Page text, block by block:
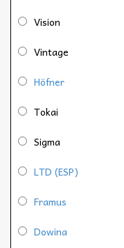
Vision
Vintage
Höfner
Tokai
Sigma
LTD (ESP)
Framus
Dowina